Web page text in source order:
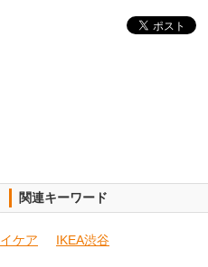
関連キーワード
イケア IKEA渋谷